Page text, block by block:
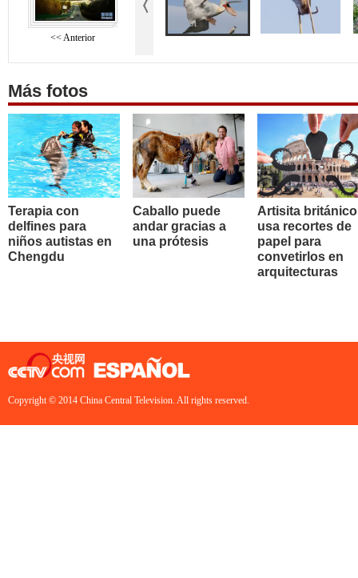
<< Anterior
Más fotos
Terapia con
delfines para
niños autistas en
Chengdu
Caballo puede
andar gracias a
una prótesis
Artisita británico
usa recortes de
papel para
convetirlos en
arquitecturas
Copyright © 2014 China Central Television. All rights reserved.